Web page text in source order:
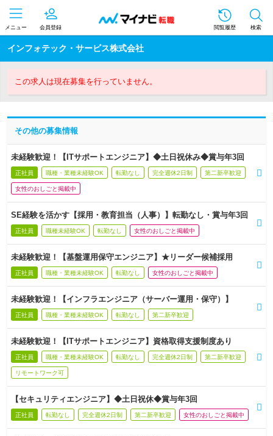
メニュー 会員登録 閲覧履歴 検索
インフォテック・サービス株式会社
この求人は現在募集を行っていません。
その他の募集情報
未経験歓迎！【ITサポートエンジニア】◆土日祝休み◆賞与年3回
正社員 職種・業種未経験OK 転勤なし 完全週休2日制 第二新卒歓迎
女性のおしごと掲載中
SE経験を活かす【採用・教育担当（人事）】転勤なし・賞与年3回
正社員 職種未経験OK 転勤なし 女性のおしごと掲載中
未経験歓迎！【基盤運用保守エンジニア】★リーダー候補採用
正社員 職種・業種未経験OK 転勤なし 女性のおしごと掲載中
未経験歓迎！【インフラエンジニア（サーバー運用・保守）】
正社員 職種・業種未経験OK 転勤なし 第二新卒歓迎
未経験歓迎！【ITサポートエンジニア】資格取得支援制度あり
正社員 職種・業種未経験OK 転勤なし 完全週休2日制 第二新卒歓迎
リモートワーク可
【セキュリティエンジニア】◆土日祝休◆賞与年3回
正社員 転勤なし 完全週休2日制 第二新卒歓迎 女性のおしごと掲載中